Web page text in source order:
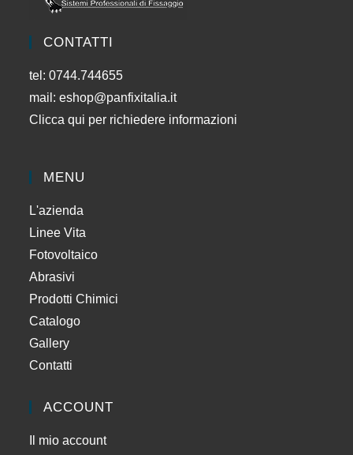
CONTATTI
tel: 0744.744655
mail:eshop@panfixitalia.it
Clicca qui per richiedere informazioni
MENU
L'azienda
Linee Vita
Fotovoltaico
Abrasivi
Prodotti Chimici
Catalogo
Gallery
Contatti
ACCOUNT
Il mio account